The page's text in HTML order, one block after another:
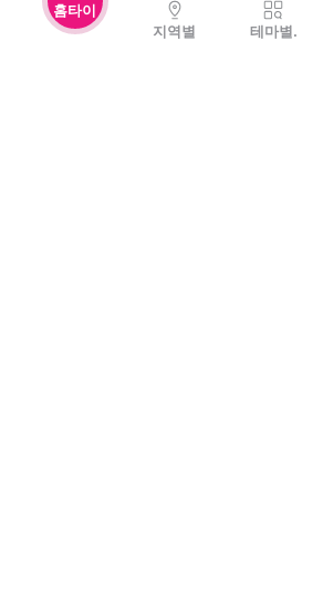
홈타이
지역별
테마별.